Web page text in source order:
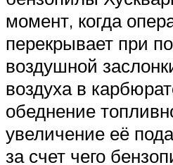
момент, когда
перекрывает при
воздушной
воздуха в
обеднение
увеличение её
за счет чего